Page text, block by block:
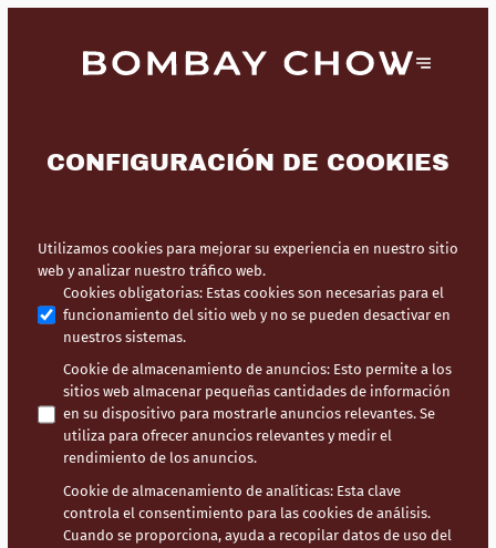
CONFIGURACIÓN DE COOKIES
Utilizamos cookies para mejorar su experiencia en nuestro sitio
web y analizar nuestro tráfico web.
Cookies obligatorias: Estas cookies son necesarias para el
funcionamiento del sitio web y no se pueden desactivar en
nuestros sistemas.
Cookie de almacenamiento de anuncios: Esto permite a los
sitios web almacenar pequeñas cantidades de información
en su dispositivo para mostrarle anuncios relevantes. Se
utiliza para ofrecer anuncios relevantes y medir el
rendimiento de los anuncios.
Cookie de almacenamiento de analíticas: Esta clave
controla el consentimiento para las cookies de análisis.
Cuando se proporciona, ayuda a recopilar datos de uso del